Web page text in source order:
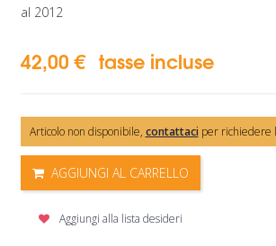
al 2012
42,00 € tasse incluse
Articolo non disponibile, contattaciper richiedere
AGGIUNGI AL CARRELLO
Aggiungi alla lista desideri